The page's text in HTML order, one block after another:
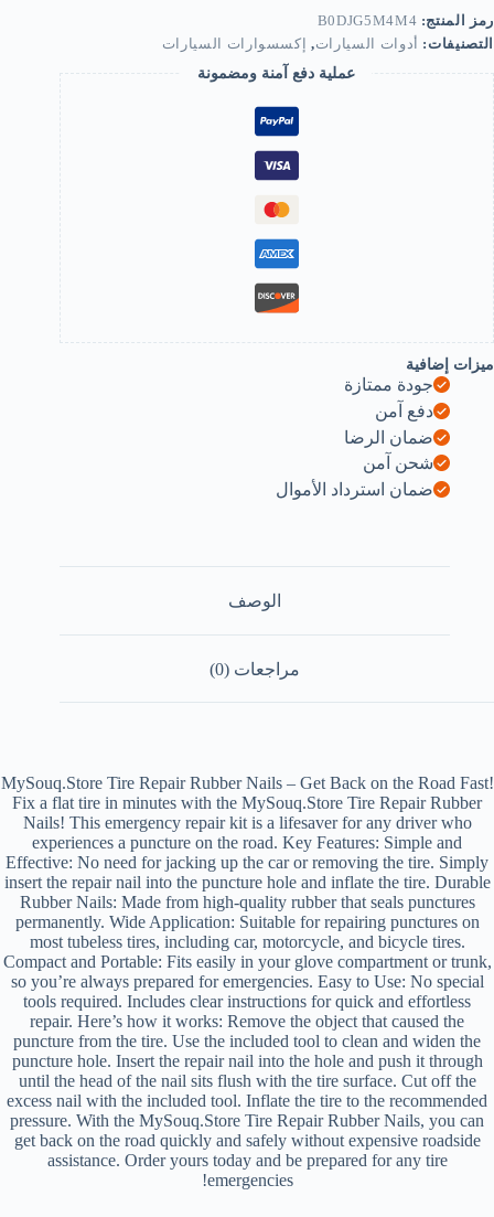
Repair
Kit,Car
Tyre
Emergency
Repair
Kit
Flat
Tire
Tools
Plug
Tubeless
(20)-
B0DJG5M4M4
رمز المنتج: B0DJG5M4M4
التصنيفات: أدوات السيارات, إكسسوارات السيارات
عملية دفع آمنة ومضمونة
ميزات إضافية
جودة ممتازة
دفع آمن
ضمان الرضا
شحن آمن
ضمان استرداد الأموال
الوصف
مراجعات (0)
MySouq.Store Tire Repair Rubber Nails – Get Back on the Road Fast!
Fix a flat tire in minutes with the MySouq.Store Tire Repair Rubber
Nails! This emergency repair kit is a lifesaver for any driver who
experiences a puncture on the road. Key Features: Simple and
Effective: No need for jacking up the car or removing the tire. Simply
insert the repair nail into the puncture hole and inflate the tire. Durable
Rubber Nails: Made from high-quality rubber that seals punctures
permanently. Wide Application: Suitable for repairing punctures on
most tubeless tires, including car, motorcycle, and bicycle tires.
Compact and Portable: Fits easily in your glove compartment or trunk,
so you’re always prepared for emergencies. Easy to Use: No special
tools required. Includes clear instructions for quick and effortless
repair. Here’s how it works: Remove the object that caused the
puncture from the tire. Use the included tool to clean and widen the
puncture hole. Insert the repair nail into the hole and push it through
until the head of the nail sits flush with the tire surface. Cut off the
excess nail with the included tool. Inflate the tire to the recommended
pressure. With the MySouq.Store Tire Repair Rubber Nails, you can
get back on the road quickly and safely without expensive roadside
assistance. Order yours today and be prepared for any tire
emergencies!